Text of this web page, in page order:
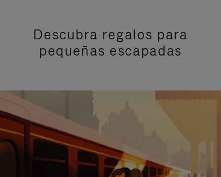
Descubra regalos para
pequeñas escapadas